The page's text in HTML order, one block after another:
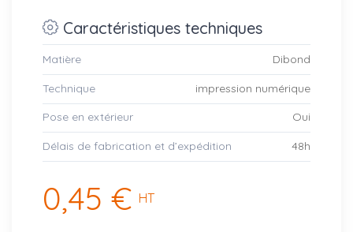
Caractéristiques techniques
Matière Dibond
Technique impression numérique
Pose en extérieur Oui
Délais de fabrication et d’expédition 48h
0,45 € HT